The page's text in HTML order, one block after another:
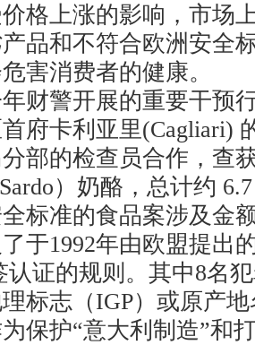
格上涨的影响，市场
品和不符合欧洲安全
害消费者的健康。
警开展的重要干预
府卡利亚里(Cagliari)
部的检查员合作，查
）奶酪，总计约
标准的食品案涉及金
于1992年由欧盟提出
认证的规则。其中8名
标志（IGP）或原产
保护“意大利制造”和